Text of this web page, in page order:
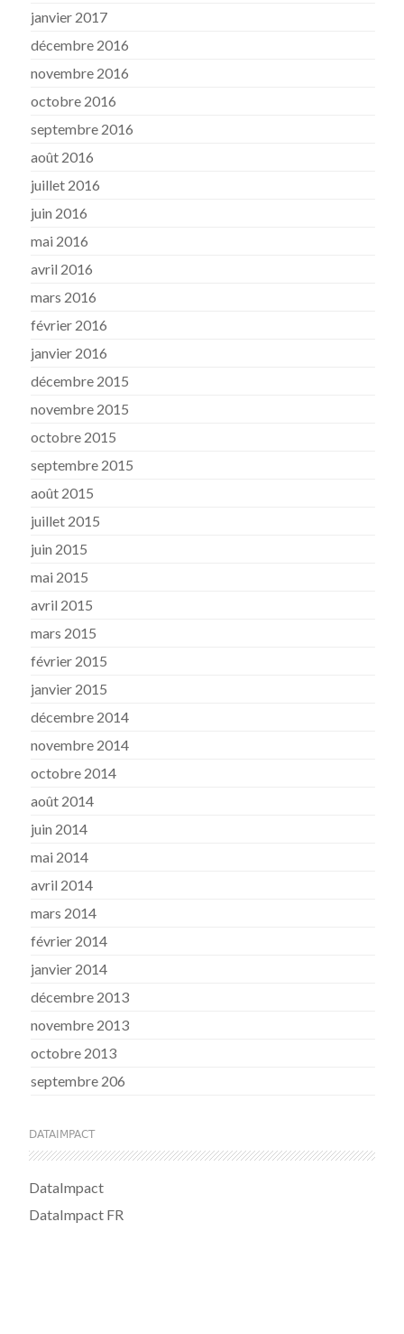
janvier 2017
décembre 2016
novembre 2016
octobre 2016
septembre 2016
août 2016
juillet 2016
juin 2016
mai 2016
avril 2016
mars 2016
février 2016
janvier 2016
décembre 2015
novembre 2015
octobre 2015
septembre 2015
août 2015
juillet 2015
juin 2015
mai 2015
avril 2015
mars 2015
février 2015
janvier 2015
décembre 2014
novembre 2014
octobre 2014
août 2014
juin 2014
mai 2014
avril 2014
mars 2014
février 2014
janvier 2014
décembre 2013
novembre 2013
octobre 2013
septembre 206
DATAIMPACT
DataImpact
DataImpact FR